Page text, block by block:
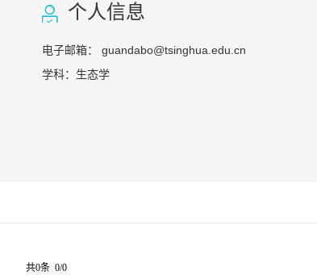
个人信息
电子邮箱：
guandabo@tsinghua.edu.cn
学科：生态学
共0条 0/0